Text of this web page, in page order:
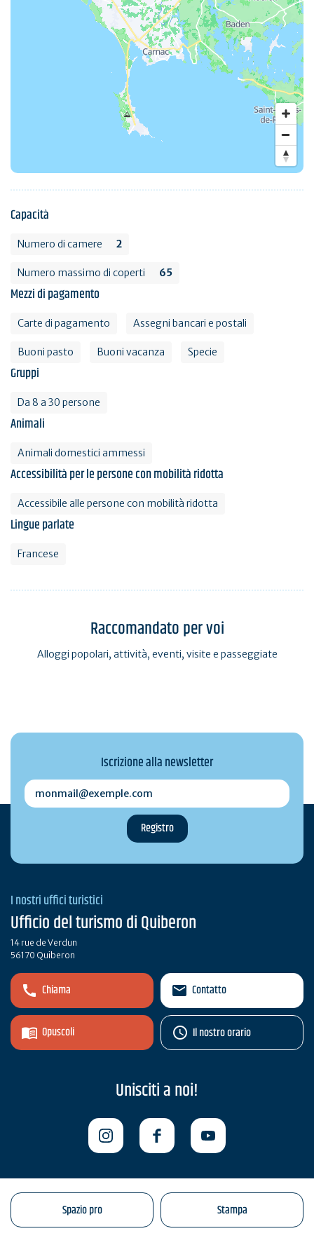
Capacità
Numero di camere 2
Numero massimo di coperti 65
Mezzi di pagamento
Carte di pagamento Assegni bancari e postali
Buoni pasto Buoni vacanza Specie
Gruppi
Da 8 a 30 persone
Animali
Animali domestici ammessi
Accessibilità per le persone con mobilità ridotta
Accessibile alle persone con mobilità ridotta
Lingue parlate
Francese
Raccomandato per voi
Alloggi popolari, attività, eventi, visite e passeggiate
Iscrizione alla newsletter
monmail@exemple.com
I nostri uffici turistici
Ufficio del turismo di Quiberon
14 rue de Verdun
56170 Quiberon
Chiama
Opuscoli
Contatto
Il nostro orario
Unisciti a noi!
Spazio pro Stampa